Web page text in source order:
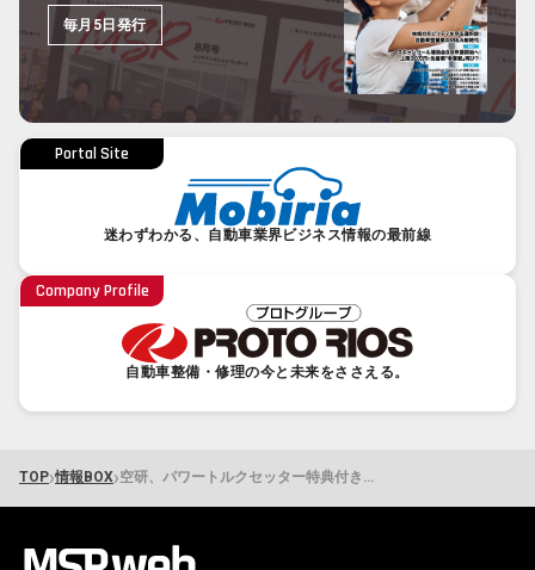
毎月5日発行
Portal Site
迷わずわかる、自動車業界ビジネス情報の最前線
Company Profile
自動車整備・修理の今と未来をささえる。
TOP›情報BOX› 空研、パワートルクセッター特典付きキャンペーンを実施中